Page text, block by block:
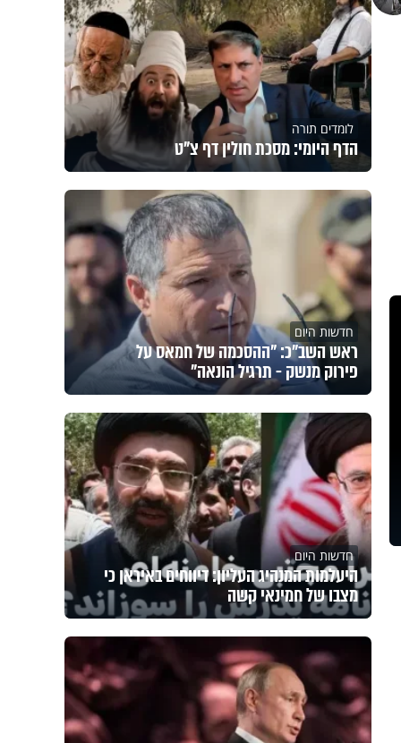
לומדים תורה
הדף היומי: מסכת חולין דף צ"ט
חדשות היום
ראש השב"כ: "ההסכמה של חמאס על
פירוק מנשק - תרגיל הונאה"
חדשות היום
היעלמות המנהיג העליון: דיווחים באיראן כי
מצבו של חמינאי קשה